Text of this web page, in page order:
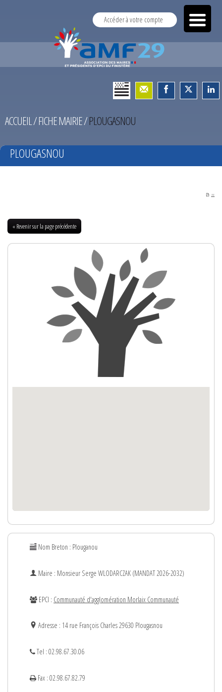
Accéder à votre compte
ACCUEIL/FICHE MAIRIE/PLOUGASNOU
PLOUGASNOU
PDF
« Revenir sur la page précédente
Nom Breton : Plouganou
Maire : Monsieur Serge WLODARCZAK (MANDAT 2026-2032)
EPCI : Communauté d'agglomération Morlaix Communauté
Adresse : 14 rue François Charles 29630 Plougasnou
Tel : 02.98.67.30.06
Fax : 02.98.67.82.79